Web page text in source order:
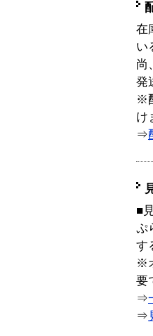
在
い
尚
発
※
け
⇒
■
ぷ
す
※
要
⇒
⇒